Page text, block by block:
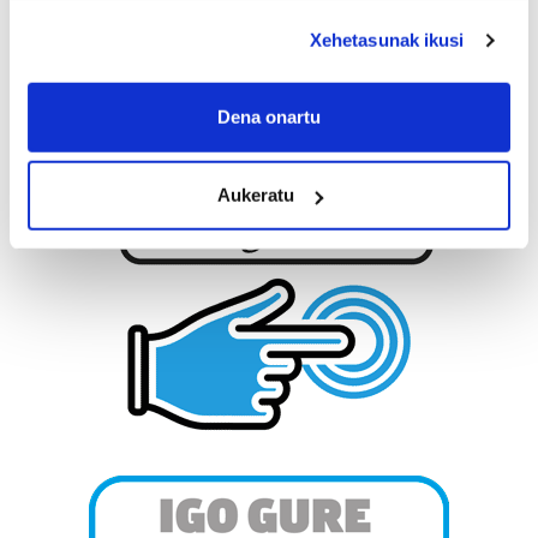
If you allow, we would also like to:
Collect information about your geographical
Identify your device by actively scanning it for
specific characteristics (fingerprinting)
Find out more about how your personal data is processed
and set your preferences in thedetails section
Guk eta gure bazkideek zure datu pertsonalak
prozesatzen ditugu, zure IP zenbakia, besteak beste,
teknologia erabiliz, cookieak adibidez, iragarki eta eduki
pertsonalizatuak eskaintzeko, iragarkiak eta edukia
produktuak garatzeko. Zure datuak nork eta zertarako
erabiltzen dituen hauta dezakezu.
Xehetasunak ikusi
Dena onartu
Aukeratu